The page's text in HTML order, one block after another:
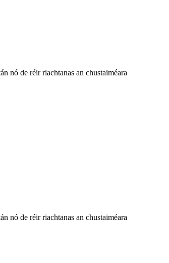
nó de réir riachtanas an chustaiméara
nó de réir riachtanas an chustaiméara